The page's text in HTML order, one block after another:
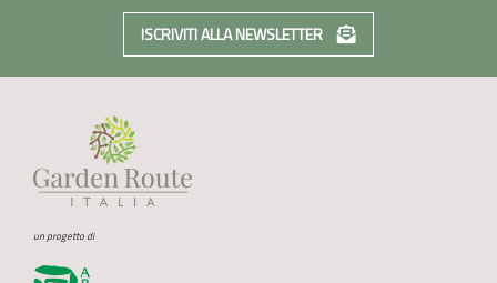
ISCRIVITI ALLA NEWSLETTER
un progetto di